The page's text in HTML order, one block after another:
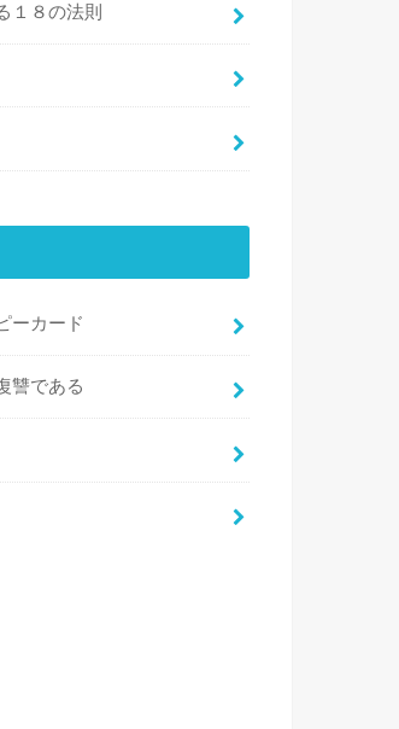
１８の法則
ーカード
讐である